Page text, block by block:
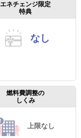
エネチェンジ限定
特典
なし
燃料費調整の
しくみ
上限なし